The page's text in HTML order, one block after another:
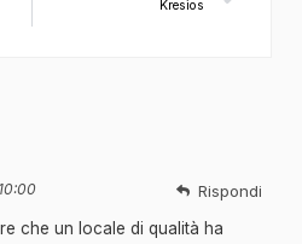
Kresios
che un locale di qualità ha
Rispondi